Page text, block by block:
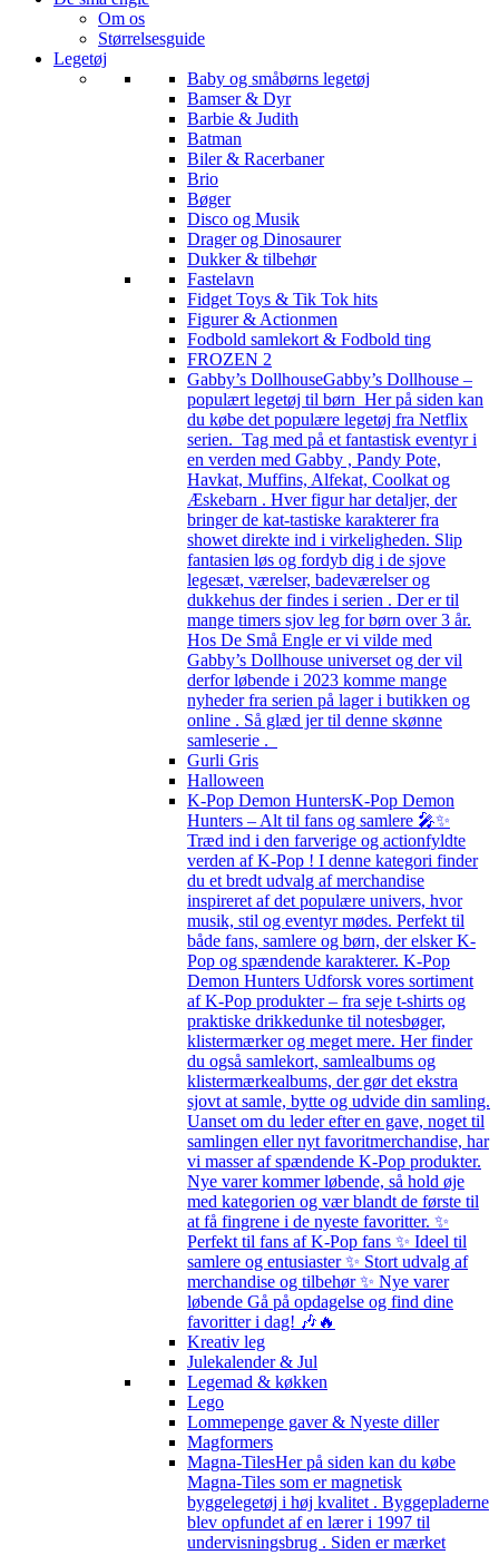
Om os
Størrelsesguide
Legetøj
Baby og småbørns legetøj
Bamser & Dyr
Barbie & Judith
Batman
Biler & Racerbaner
Brio
Bøger
Disco og Musik
Drager og Dinosaurer
Dukker & tilbehør
Fastelavn
Fidget Toys & Tik Tok hits
Figurer & Actionmen
Fodbold samlekort & Fodbold ting
FROZEN 2
Gabby’s DollhouseGabby’s Dollhouse –
populært legetøj til børn Her på siden kan
du købe det populære legetøj fra Netflix
serien. Tag med på et fantastisk eventyr i
en verden med Gabby , Pandy Pote,
Havkat, Muffins, Alfekat, Coolkat og
Æskebarn . Hver figur har detaljer, der
bringer de kat-tastiske karakterer fra
showet direkte ind i virkeligheden. Slip
fantasien løs og fordyb dig i de sjove
legesæt, værelser, badeværelser og
dukkehus der findes i serien . Der er til
mange timers sjov leg for børn over 3 år.
Hos De Små Engle er vi vilde med
Gabby’s Dollhouse universet og der vil
derfor løbende i 2023 komme mange
nyheder fra serien på lager i butikken og
online . Så glæd jer til denne skønne
samleserie .
Gurli Gris
Halloween
K-Pop Demon HuntersK-Pop Demon
Hunters – Alt til fans og samlere 🎤✨
Træd ind i den farverige og actionfyldte
verden af K-Pop ! I denne kategori finder
du et bredt udvalg af merchandise
inspireret af det populære univers, hvor
musik, stil og eventyr mødes. Perfekt til
både fans, samlere og børn, der elsker K-
Pop og spændende karakterer. K-Pop
Demon Hunters Udforsk vores sortiment
af K-Pop produkter – fra seje t-shirts og
praktiske drikkedunke til notesbøger,
klistermærker og meget mere. Her finder
du også samlekort, samlealbums og
klistermærkealbums, der gør det ekstra
sjovt at samle, bytte og udvide din samling.
Uanset om du leder efter en gave, noget til
samlingen eller nyt favoritmerchandise, har
vi masser af spændende K-Pop produkter.
Nye varer kommer løbende, så hold øje
med kategorien og vær blandt de første til
at få fingrene i de nyeste favoritter. ✨
Perfekt til fans af K-Pop fans ✨ Ideel til
samlere og entusiaster ✨ Stort udvalg af
merchandise og tilbehør ✨ Nye varer
løbende Gå på opdagelse og find dine
favoritter i dag! 🎶🔥
Kreativ leg
Julekalender & Jul
Legemad & køkken
Lego
Lommepenge gaver & Nyeste diller
Magformers
Magna-TilesHer på siden kan du købe
Magna-Tiles som er magnetisk
byggelegetøj i høj kvalitet . Byggepladerne
blev opfundet af en lærer i 1997 til
undervisningsbrug . Siden er mærket